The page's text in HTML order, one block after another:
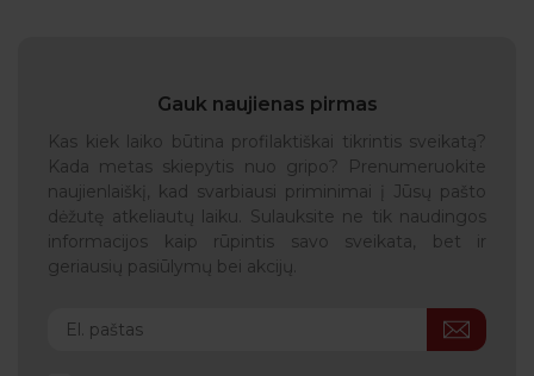
Gauk naujienas pirmas
Kas kiek laiko būtina profilaktiškai tikrintis sveikatą?
Kada metas skiepytis nuo gripo? Prenumeruokite
naujienlaiškį, kad svarbiausi priminimai į Jūsų pašto
dėžutę atkeliautų laiku. Sulauksite ne tik naudingos
informacijos kaip rūpintis savo sveikata, bet ir
geriausių pasiūlymų bei akcijų.